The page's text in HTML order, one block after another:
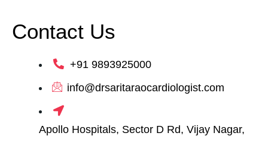
Contact Us
+91 9893925000
info@drsaritaraocardiologist.com
Apollo Hospitals, Sector D Rd, Vijay Nagar,